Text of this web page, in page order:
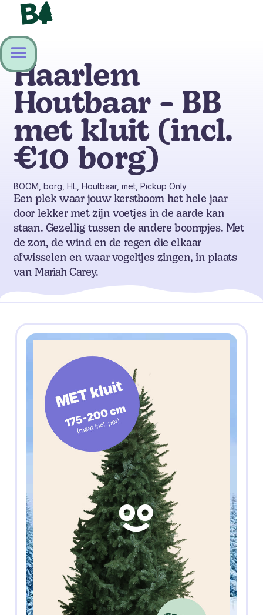
Haarlem
Houtbaar - BB
met kluit (incl.
€10 borg)
BOOM, borg, HL, Houtbaar, met, Pickup Only
Een plek waar jouw kerstboom het hele jaar
door lekker met zijn voetjes in de aarde kan
staan. Gezellig tussen de andere boompjes. Met
de zon, de wind en de regen die elkaar
afwisselen en waar vogeltjes zingen, in plaats
van Mariah Carey.